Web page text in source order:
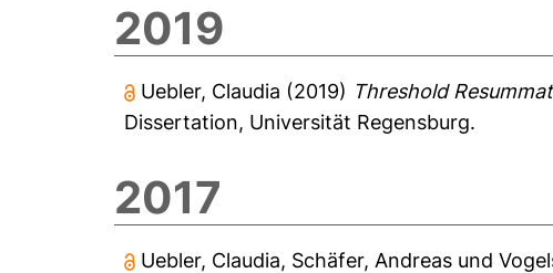
2019
Uebler, Claudia (2019) Threshold
Dissertation, Universität Regensburg.
2017
Uebler, Claudia, Schäfer, Andreas und